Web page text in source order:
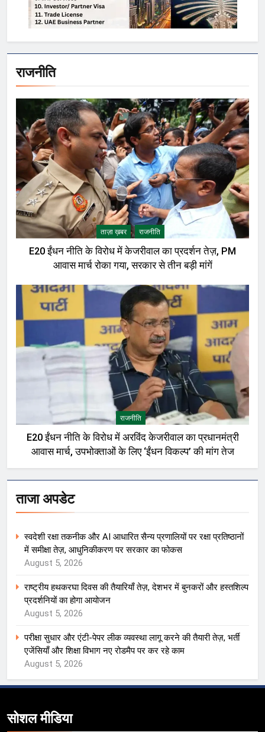
राजनीति
ताज़ा ख़बर राजनीति
E20 ईंधन नीति के विरोध में केजरीवाल का प्रदर्शन तेज़, PM
आवास मार्च रोका गया, सरकार से तीन बड़ी मांगें
राजनीति
E20 ईंधन नीति के विरोध में अरविंद केजरीवाल का प्रधानमंत्री
आवास मार्च, उपभोक्ताओं के लिए ‘ईंधन विकल्प’ की मांग तेज
ताजा अपडेट
स्वदेशी रक्षा तकनीक और AI आधारित सैन्य प्रणालियों पर रक्षा प्रतिष्ठानों
में समीक्षा तेज़, आधुनिकीकरण पर सरकार का फोकस
August 5, 2026
राष्ट्रीय हथकरघा दिवस की तैयारियाँ तेज़, देशभर में बुनकरों और हस्तशिल्प
प्रदर्शनियों का होगा आयोजन
August 5, 2026
परीक्षा सुधार और एंटी-पेपर लीक व्यवस्था लागू करने की तैयारी तेज़, भर्ती
एजेंसियाँ और शिक्षा विभाग नए रोडमैप पर कर रहे काम
August 5, 2026
सोशल मीडिया